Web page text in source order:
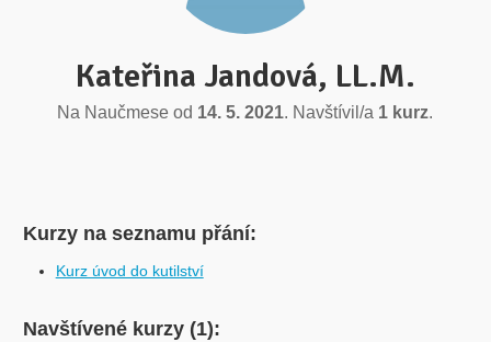
Kateřina Jandová, LL.M.
Na Naučmese od 14. 5. 2021. Navštívil/a 1 kurz.
Kurzy na seznamu přání:
Kurz úvod do kutilství
Navštívené kurzy (1):